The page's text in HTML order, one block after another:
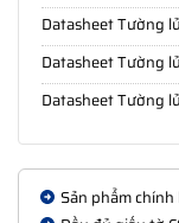
Ở quy mô lớn,
sống còn.
những hệ thống
một phút.
giải pháp đủ
900G chính là
Datasheet Tường
Datasheet Tường
Sản phẩm chính